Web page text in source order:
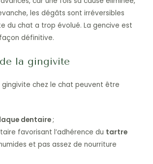
les dégâts sont irréversibles
du chat a trop évolué. La gencive est
définitive.
la gingivite
gingivite chez le chat peuvent être
dentaire;
favorisant l’adhérence du tartre
et pas assez de nourriture